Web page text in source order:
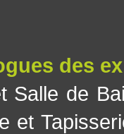
des
Salle de
et